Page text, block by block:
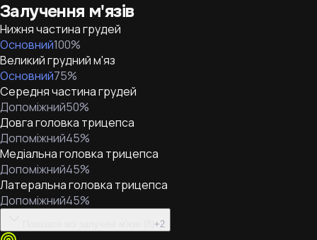
Залучення м'язів
Нижня частина грудей
Основний100%
Великий грудний м'яз
Основний75%
Середня частина грудей
Допоміжний50%
Довга головка трицепса
Допоміжний45%
Медіальна головка трицепса
Допоміжний45%
Латеральна головка трицепса
Допоміжний45%
+2